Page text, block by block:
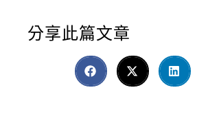
分享此篇文章